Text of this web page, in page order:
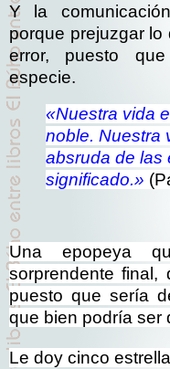
Y la
porque prejuzgar
error, puesto
especie.
«Nuestra vida
noble. Nuestra
absruda de las
significado.»
Una epopeya
sorprendente final,
puesto que sería
que bien podría ser
Le doy cinco